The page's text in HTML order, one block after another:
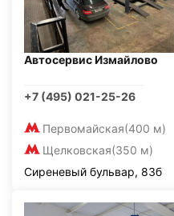
Автосервис Измайлово
+7 (495) 021-25-26
Первомайская(400 м)
Щелковская(350 м)
Сиреневый бульвар, 83б